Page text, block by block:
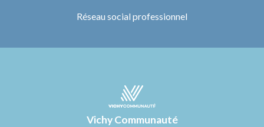
Réseau social professionnel
Vichy Communauté